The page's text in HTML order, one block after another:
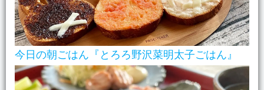
今日の朝ごはん『とろろ野沢菜明太子ごはん』